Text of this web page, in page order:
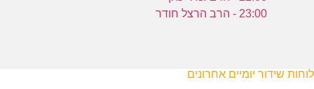
23:00 - הרב הרצל חודר
לוחות שידור יומיים אחרונים